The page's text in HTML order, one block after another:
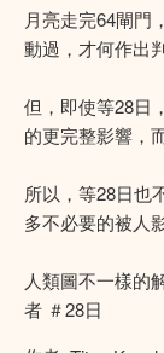
月亮走完64閘門
動過，才何作出判
但，即使等28日
的更完整影響，
所以，等28日也
多不必要的被人
人類圖不一樣的
者 ＃28日